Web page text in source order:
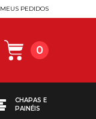
MEUS PEDIDOS
0
CHAPAS E
PAINÉIS